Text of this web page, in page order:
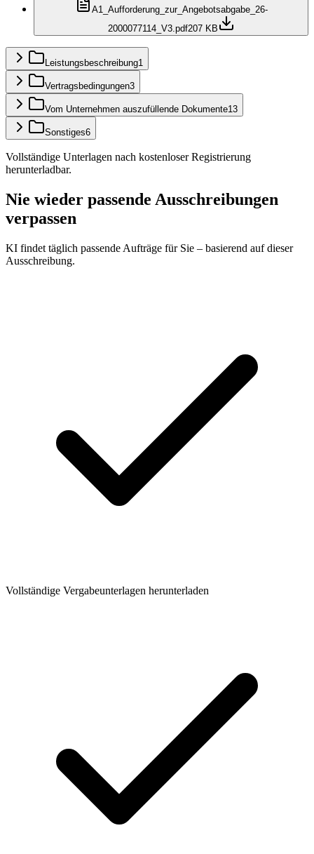
A1_Aufforderung_zur_Angebotsabgabe_26-
2000077114_V3.pdf207 KB
Leistungsbeschreibung1
Vertragsbedingungen3
Vom Unternehmen auszufüllende Dokumente13
Sonstiges6
Vollständige Unterlagen nach kostenloser Registrierung
herunterladbar.
Nie wieder passende Ausschreibungen
verpassen
KI findet täglich passende Aufträge für Sie – basierend auf dieser
Ausschreibung.
Vollständige Vergabeunterlagen herunterladen